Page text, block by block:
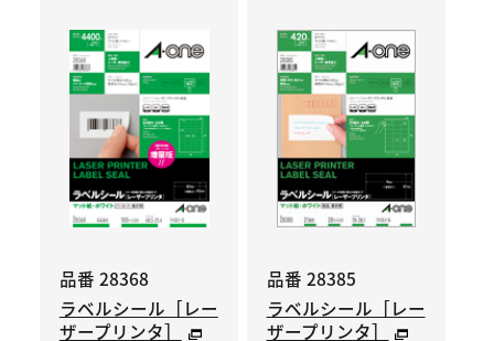
品番 28368
ラベルシール［レー
ザープリンタ］
品番 28385
ラベルシール［レー
ザープリンタ］